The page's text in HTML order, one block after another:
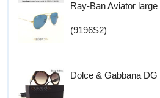
Ray-Ban Aviator
(9196S2)
Dolce & Gabbana DG